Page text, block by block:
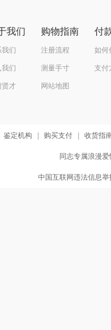
我们
我们
我们
贤才
购物指南
注册流程
测量手寸
网站地图
付
如何
支付
鉴定机构 购买支付 收货指
同志专属浪漫
中国互联网违法信息